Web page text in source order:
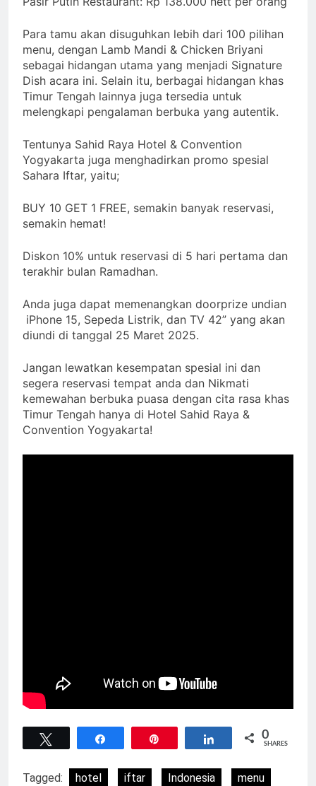
Para tamu akan disuguhkan lebih dari 100 pilihan
menu, dengan Lamb Mandi & Chicken Briyani
sebagai hidangan utama yang menjadi Signature
Dish acara ini. Selain itu, berbagai hidangan khas
Timur Tengah lainnya juga tersedia untuk
melengkapi pengalaman berbuka yang autentik.
Tentunya Sahid Raya Hotel & Convention
Yogyakarta juga menghadirkan promo spesial
Sahara Iftar, yaitu;
BUY 10 GET 1 FREE, semakin banyak reservasi,
semakin hemat!
Diskon 10% untuk reservasi di 5 hari pertama dan
terakhir bulan Ramadhan.
Anda juga dapat memenangkan doorprize undian
iPhone 15, Sepeda Listrik, dan TV 42” yang akan
diundi di tanggal 25 Maret 2025.
Jangan lewatkan kesempatan spesial ini dan
segera reservasi tempat anda dan Nikmati
kemewahan berbuka puasa dengan cita rasa khas
Timur Tengah hanya di Hotel Sahid Raya &
Convention Yogyakarta!
Share 0
SHARES
Tagged: hotel iftar Indonesia
menu